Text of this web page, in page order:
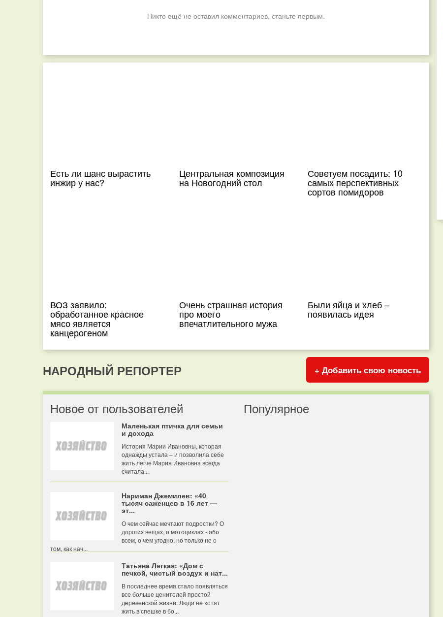
Никто ещё не оставил комментариев, станьте первым.
Есть ли шанс вырастить
инжир у нас?
Центральная композиция
на Новогодний стол
Советуем посадить: 10
самых перспективных
сортов помидоров
ВОЗ заявило:
обработанное красное
мясо является
канцерогеном
Очень страшная история
про моего
впечатлительного мужа
Были яйца и хлеб –
появилась идея
НАРОДНЫЙ РЕПОРТЕР + Добавить свою новость
Новое от пользователей
Маленькая птичка для семьи
и дохода
История Марии Ивановны, которая
однажды устала – и позволила себе
жить легче Мария Ивановна всегда
считала...
Нариман Джемилев: «40
тысяч саженцев в 16 лет —
эт...
О чем сейчас мечтают подростки? О
дорогих вещах, о мотоциклах - обо
всем, о чем угодно, но только не о
том, как нач...
Татьяна Легкая: «Дом с
печкой, чистый воздух и нат...
В последнее время стало появляться
все больше ценителей простой
деревенской жизни. Люди не хотят
жить в спешке в бо...
Популярное